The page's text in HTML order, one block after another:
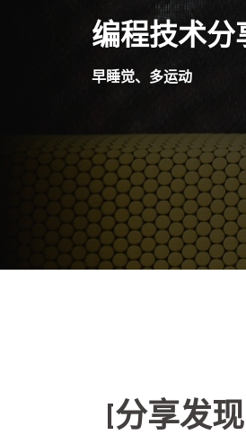
编程技术分
早睡觉、多运动
[分享发